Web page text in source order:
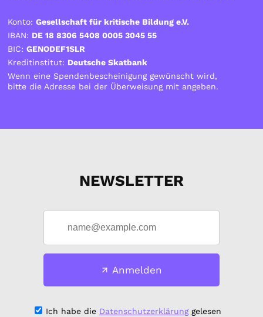
Konto:Gesellschaft für kritische Bildung e.V.
IBAN: DE 18 8306 5408 0005 3045 55
BIC:GENODEF1SLR
Kreditinstitut: Deutsche Skatbank
Wenn eine Spendenbescheinigung gewünscht wird,
bitte die Adresse bei der Überweisung mit angeben.
NEWSLETTER
Anmelden
Ich habe die Datenschutzerklärunggelesen